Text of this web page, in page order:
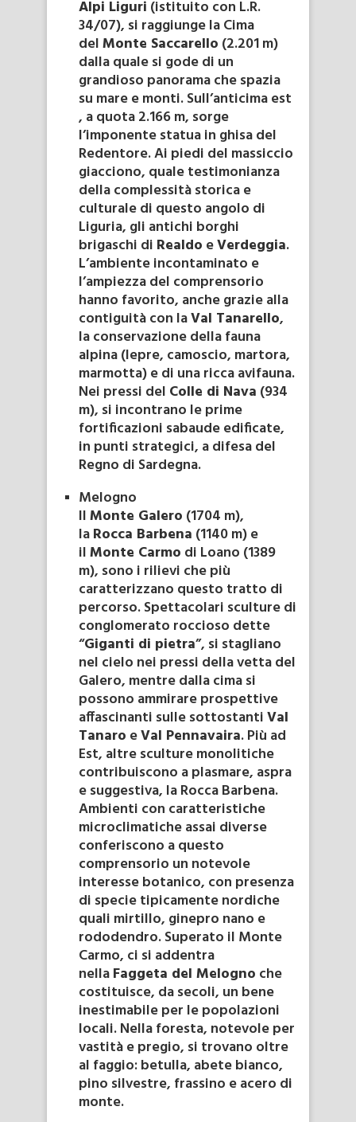
Alpi Liguri (istituito con L.R.
34/07), si raggiunge la Cima
delMonte Saccarello (2.201 m)
dalla quale si gode di un
grandioso panorama che spazia
su mare e monti. Sull’anticima est
, a quota 2.166 m, sorge
l’imponente statua in ghisa del
Redentore. Ai piedi del massiccio
giacciono, quale testimonianza
della complessità storica e
culturale di questo angolo di
Liguria, gli antichi borghi
brigaschi di Realdo eVerdeggia.
L’ambiente incontaminato e
l’ampiezza del comprensorio
hanno favorito, anche grazie alla
contiguità con laVal Tanarello,
la conservazione della fauna
alpina (lepre, camoscio, martora,
marmotta) e di una ricca avifauna.
Nei pressi del Colle di Nava (934
m), si incontrano le prime
fortificazioni sabaude edificate,
in punti strategici, a difesa del
Regno di Sardegna.
Melogno
IlMonte Galero (1704 m),
laRocca Barbena (1140 m) e
ilMonte Carmo di Loano (1389
m), sono i rilievi che più
caratterizzano questo tratto di
percorso. Spettacolari sculture di
conglomerato roccioso dette
“Giganti di pietra”, si stagliano
nel cielo nei pressi della vetta del
Galero, mentre dalla cima si
possono ammirare prospettive
affascinanti sulle sottostantiVal
Tanaro eVal Pennavaira. Più ad
Est, altre sculture monolitiche
contribuiscono a plasmare, aspra
e suggestiva, la Rocca Barbena.
Ambienti con caratteristiche
microclimatiche assai diverse
conferiscono a questo
comprensorio un notevole
interesse botanico, con presenza
di specie tipicamente nordiche
quali mirtillo, ginepro nano e
rododendro. Superato il Monte
Carmo, ci si addentra
nellaFaggeta del Melogno che
costituisce, da secoli, un bene
inestimabile per le popolazioni
locali. Nella foresta, notevole per
vastità e pregio, si trovano oltre
al faggio: betulla, abete bianco,
pino silvestre, frassino e acero di
monte.